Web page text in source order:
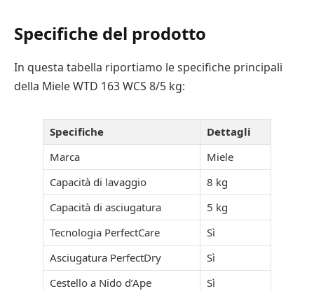
Specifiche del prodotto
In questa tabella riportiamo le specifiche principali
della Miele WTD 163 WCS 8/5 kg:
Specifiche
Dettagli
Marca
Miele
Capacità di lavaggio
8 kg
Capacità di asciugatura
5 kg
Tecnologia PerfectCare
Sì
Asciugatura PerfectDry
Sì
Cestello a Nido d’Ape
Sì